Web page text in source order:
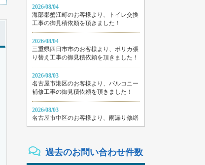
2026/08/04
海部郡蟹江町のお客様より、トイレ交換
工事の御見積依頼を頂きました！
2026/08/04
三重県四日市市のお客様より、ポリカ張
り替え工事の御見積依頼を頂きました！
2026/08/03
名古屋市港区のお客様より、バルコニー
補修工事の御見積依頼を頂きました！
2026/08/03
名古屋市中区のお客様より、雨漏り修繕
工事の御見積依頼を頂きました！
三重県いなべ市のお客様より、外壁その
過去のお問い合わせ件数